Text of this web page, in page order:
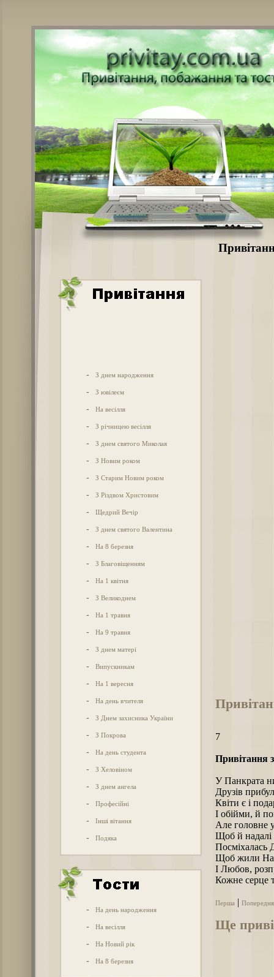
- З днем народження
- З ювілеєм
- На весілля
- З річницею весілля
- З днем святого Миколая
- З Новим роком
- З Старим Новим роком
- З Різдвом Христовим
- Щедрий Вечір
- З днем святого Валентина
- На 8 березня
- З Благовіщенням
- На 1 квітня
- З Великоднем
- На 1 травня
- На 9 травня
- З днем матері
- Випускникам
- На 1 вересня
- На день вчителя
- З Днем захисника України
- З Покрова
- На день студента
- З Хеловіном
- З днем ангела
- Професійні
- Інші вітання
- Подяка
- На день народження
- На весілля
- На Новий рік
- На 8 березня
7
Привітання
У Панкрата
Друзів
Квіти є і
І обійми, й
Але головне
Щоб й
Посміхалась
Щоб жили
І Любов,
Кожне серце
Перша Попередня
Ще